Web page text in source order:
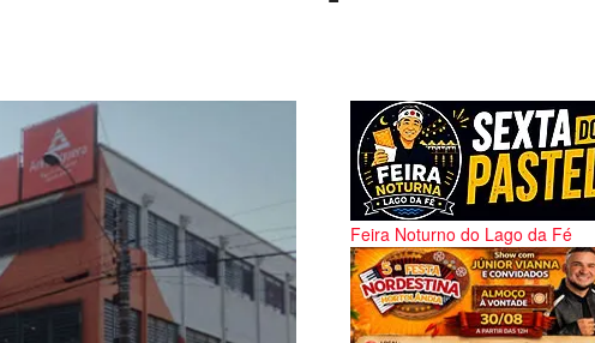
Feira Noturno do Lago da Fé